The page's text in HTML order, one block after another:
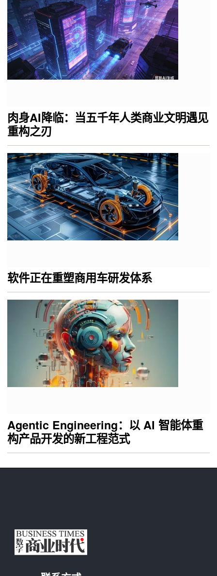
肉身AI降临：当五千年人类商业文明遇见
重构之刃
软件正在重塑商用车研发体系
Agentic Engineering：以 AI 智能体重
构产品开发的新工程范式